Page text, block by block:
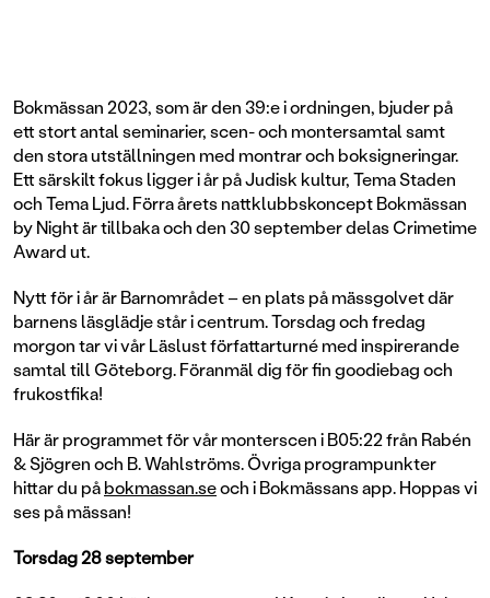
Bokmässan 2023, som är den 39:e i ordningen, bjuder på
ett stort antal seminarier, scen- och montersamtal samt
den stora utställningen med montrar och boksigneringar.
Ett särskilt fokus ligger i år på Judisk kultur, Tema Staden
och Tema Ljud. Förra årets nattklubbskoncept Bokmässan
by Night är tillbaka och den 30 september delas Crimetime
Award ut.
Nytt för i år är Barnområdet – en plats på mässgolvet där
barnens läsglädje står i centrum. Torsdag och fredag
morgon tar vi vår Läslust författarturné med inspirerande
samtal till Göteborg. Föranmäl dig för fin goodiebag och
frukostfika!
Här är programmet för vår monterscen i B05:22 från Rabén
& Sjögren och B. Wahlströms. Övriga programpunkter
hittar du påbokmassan.seoch i Bokmässans app. Hoppas vi
ses på mässan!
Torsdag 28 september